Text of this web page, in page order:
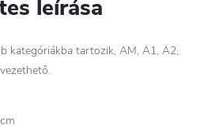
leírása
kategóriákba tartozik, AM, A1, A2,